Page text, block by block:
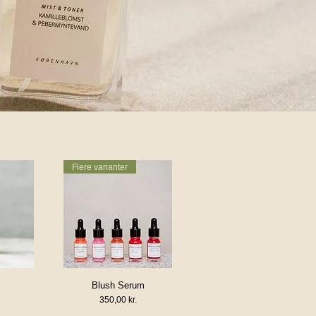
Hurtigvisning
Flere varianter
Blush Serum
Pris
350,00 kr.